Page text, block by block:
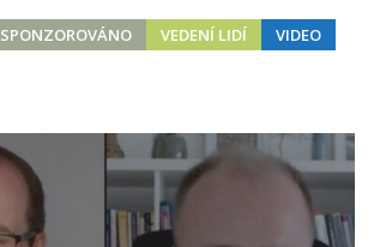
SPONZOROVÁNO VEDENÍ LIDÍ VIDEO